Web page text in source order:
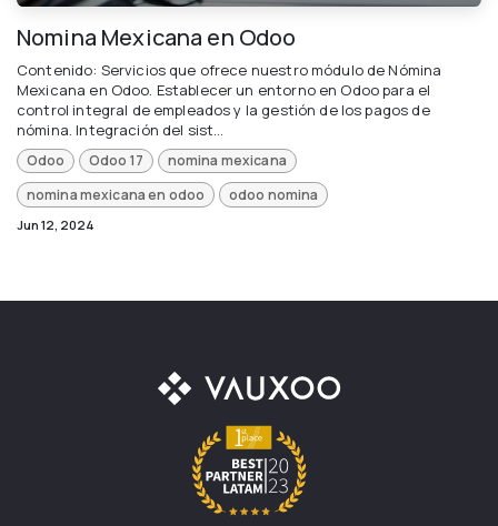
Nomina Mexicana en Odoo
Contenido: Servicios que ofrece nuestro módulo de Nómina
Mexicana en Odoo. Establecer un entorno en Odoo para el
control integral de empleados y la gestión de los pagos de
nómina. Integración del sist...
Odoo Odoo 17
nomina mexicana
nomina mexicana en odoo
odoo nomina
Jun 12, 2024